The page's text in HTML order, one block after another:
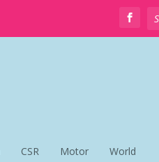
CSR Motor World